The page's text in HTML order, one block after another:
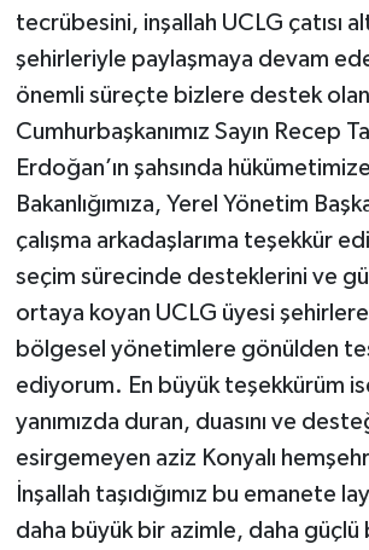
tecrübesini, inşallah UCLG çatısı
şehirleriyle paylaşmaya devam
önemli süreçte bizlere destek olan
Cumhurbaşkanımız Sayın Recep
Erdoğan’ın şahsında
Bakanlığımıza, Yerel Yönetim
çalışma arkadaşlarıma teşekkür
seçim sürecinde desteklerini ve
ortaya koyan UCLG üyesi
bölgesel yönetimlere gönülden
ediyorum. En büyük teşekkürüm
yanımızda duran, duasını ve
esirgemeyen aziz Konyalı
İnşallah taşıdığımız bu emanete
daha büyük bir azimle, daha güçlü